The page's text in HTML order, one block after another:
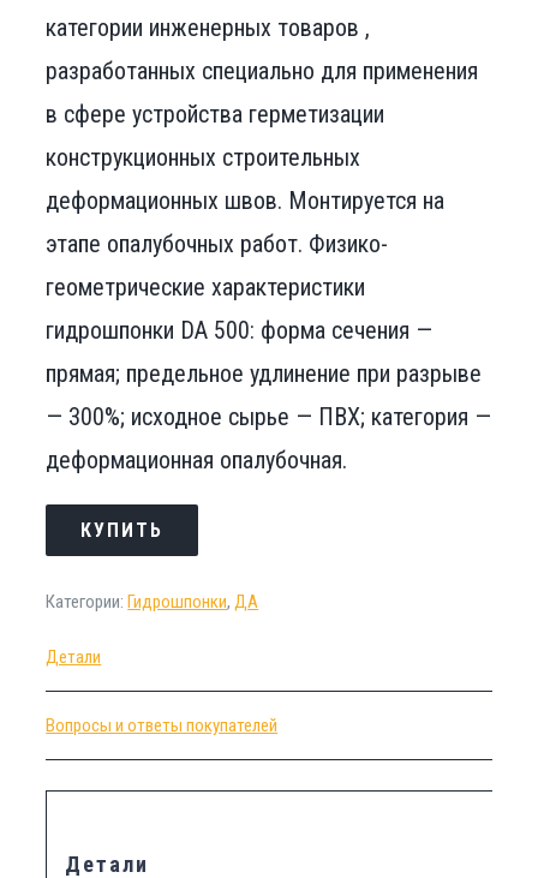
категории инженерных товаров ,
разработанных специально для применения
в сфере устройства герметизации
конструкционных строительных
деформационных швов. Монтируется на
этапе опалубочных работ. Физико-
геометрические характеристики
гидрошпонки DA 500: форма сечения —
прямая; предельное удлинение при разрыве
— 300%; исходное сырье — ПВХ; категория —
деформационная опалубочная.
КУПИТЬ
Категории:Гидрошпонки,ДА
Детали
Вопросы и ответы покупателей
Детали